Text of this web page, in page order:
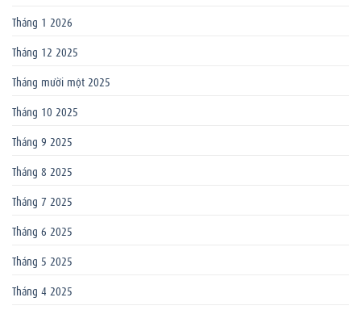
Tháng 1 2026
Tháng 12 2025
Tháng mười một 2025
Tháng 10 2025
Tháng 9 2025
Tháng 8 2025
Tháng 7 2025
Tháng 6 2025
Tháng 5 2025
Tháng 4 2025